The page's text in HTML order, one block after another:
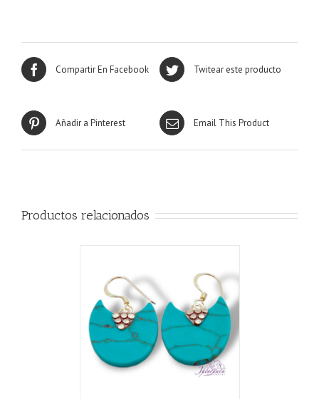
Compartir En Facebook Twitear este producto
Añadir a Pinterest Email This Product
Productos relacionados